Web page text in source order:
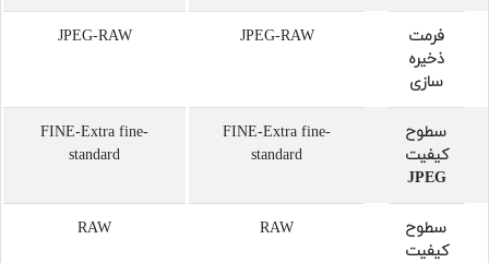
فرمت
ذخیره
سازی
JPEG-RAW
JPEG-RAW
سطوح
کیفیت
JPEG
FINE-Extra fine-
standard
FINE-Extra fine-
standard
سطوح
کیفیت
RAW
RAW